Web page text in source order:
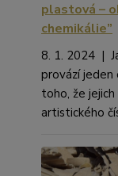
plastová –
chemikálie”
8. 1. 2024 |
provází jeden
toho, že
artistického